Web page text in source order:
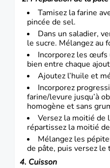
Tamisez la farine
pincée de sel.
Dans un saladier,
le sucre. Mélangez au
Incorporez les œufs
bien entre chaque
Ajoutez l’huile et
Incorporez
farine/levure jusqu’à
homogène et sans
Versez la moitié de
répartissez la moitié
Mélangez les
de pâte, puis versez
4. Cuisson